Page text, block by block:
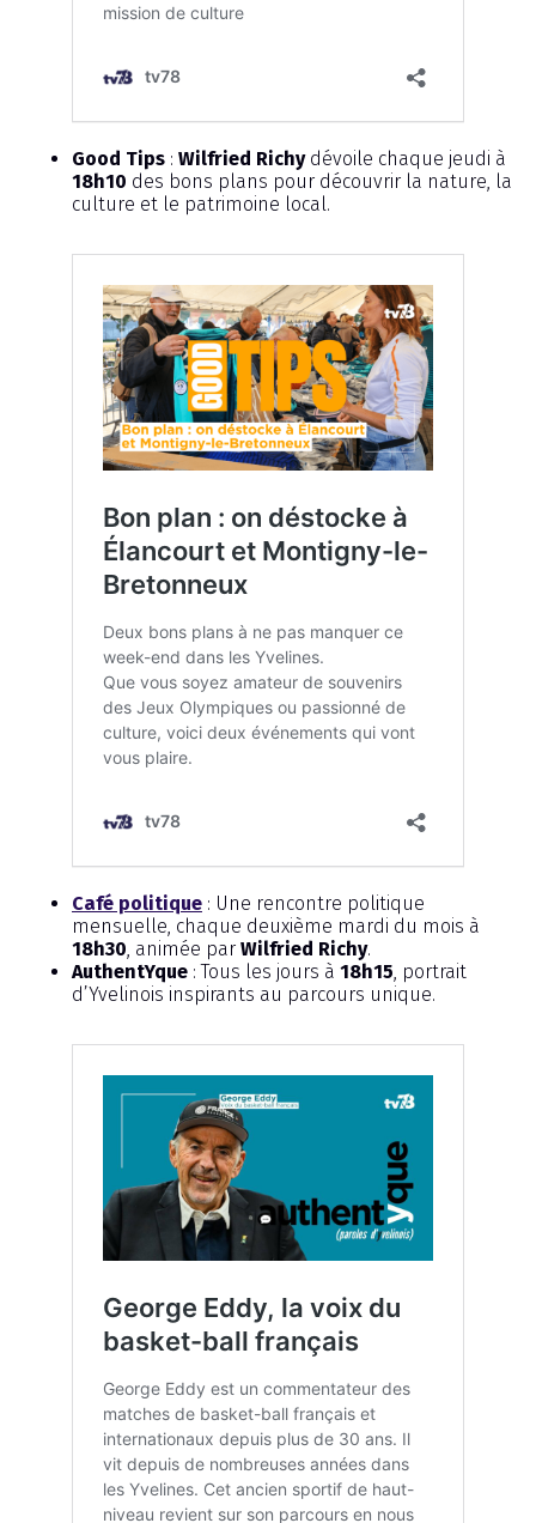
Good Tips : Wilfried Richydévoile chaque jeudi à
18h10 des bons plans pour découvrir la nature, la
culture et le patrimoine local.
Café politique : Une rencontre politique
mensuelle, chaque deuxième mardi du mois à
18h30 , animée par Wilfried Richy.
AuthentYque : Tous les jours à 18h15 , portrait
d’Yvelinois inspirants au parcours unique.